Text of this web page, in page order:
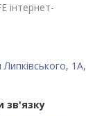
інтернет-
1А,